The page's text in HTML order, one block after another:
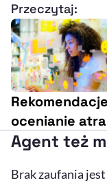
Przeczytaj:
ocenianie
Agent też
Brak zaufania